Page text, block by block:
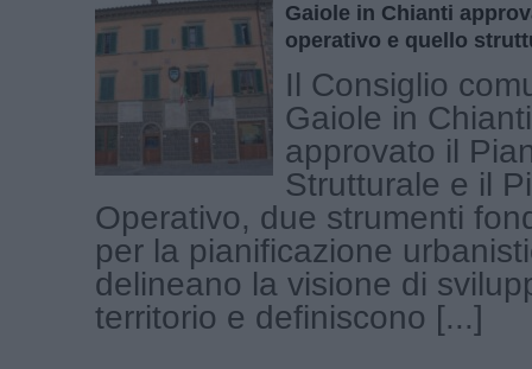
Gaiole in Chianti
operativo e quello
Il Consiglio
Gaiole in
approvato il
Strutturale e il
Operativo, due strumenti
per la pianificazione
delineano la visione di
territorio e definiscono [...]